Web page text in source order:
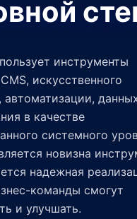
инструменты
искусственного
автоматизации,
в качестве
системного
новизна
надежная
команды смогут
и улучшать.